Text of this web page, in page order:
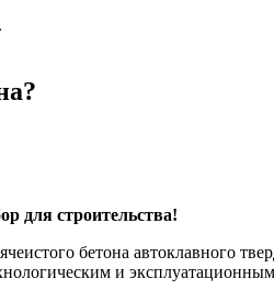
для строительства!
бетона автоклавного
и эксплуатационным